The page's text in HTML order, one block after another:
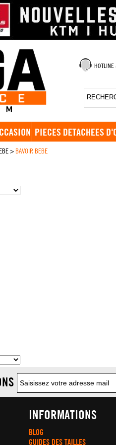
HOTLINE
PIECES DETACHEES
> BAVOIR BEBE
INFORMATIONS
BLOG
GUIDES DES TAILLES